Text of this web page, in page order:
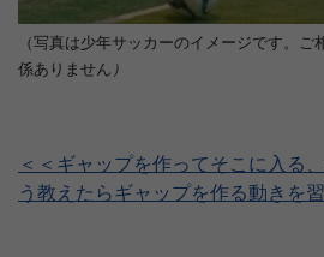
（写真は少年サッカーのイメージです。ご
係ありません ）
＜＜ギャップを作ってそこに入
う教えたらギャップを作る動きを